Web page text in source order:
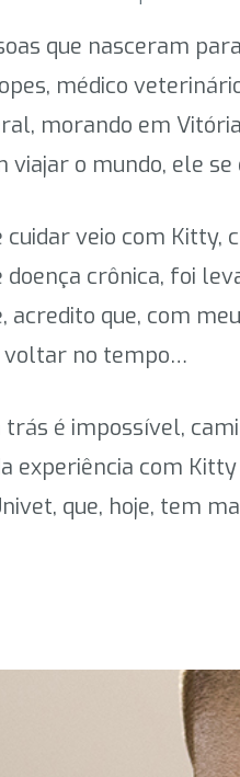
que nasceram
médico
morando em
viajar o mundo, ele
cuidar veio com
doença crônica, foi
acredito que, com
voltar no tempo…
trás é impossível,
experiência com
que, hoje, tem